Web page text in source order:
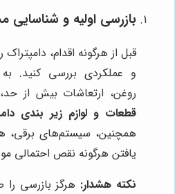
بازرسی اولیه و شناسایی
قبل از هرگونه اقدام،
و عملکردی بررسی کنید.
روغن، ارتعاشات بیش از
قطعات و لوازم زیر بندی
همچنین، سیستم‌های برقی،
یافتن هرگونه نقص احتمالی
نکته هشدار: هرگز بازرسی